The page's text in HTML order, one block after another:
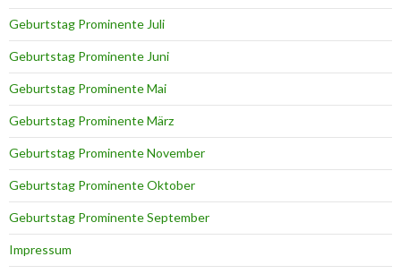
Geburtstag Prominente Juli
Geburtstag Prominente Juni
Geburtstag Prominente Mai
Geburtstag Prominente März
Geburtstag Prominente November
Geburtstag Prominente Oktober
Geburtstag Prominente September
Impressum